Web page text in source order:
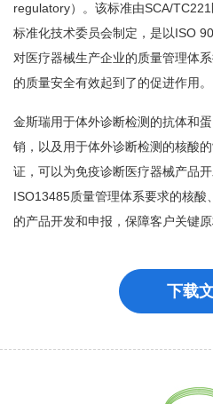
regulatory）。该标准由SCA/
标准化技术委员会制定，是以ISO
对医疗器械生产企业的质量管理体
的质量安全有效起到了的促进作用。
金斯瑞用于体外诊断检测的抗体和
销，以及用于体外诊断检测的核酸
证，可以为免疫诊断医疗器械产品
ISO13485质量管理体系要求的核酸
的产品开发和申报，保障客户关键
下载